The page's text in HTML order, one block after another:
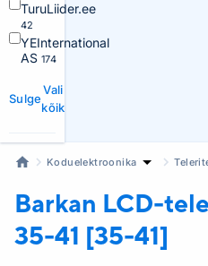
TuruLiider.ee
42
YEInternational
AS 174
Sulge
Vali
kõik
Koduelektroonika
Barkan LCD-
35-41 [35-41]